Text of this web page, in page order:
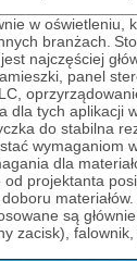
w oświetleniu,
branżach.
najczęściej
panel
dla tych aplikacji
do stabilna
wymaganiom
dla
od projektanta
materiałów.
są
zacisk),